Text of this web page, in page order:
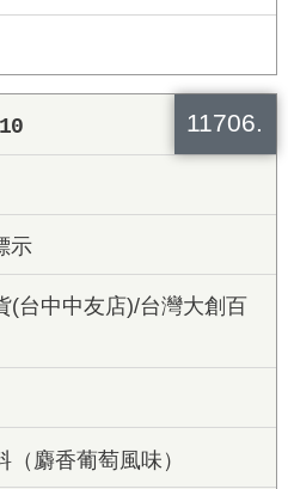
11706.
示
(台中中友店)/台灣大創百
麝香葡萄風味）